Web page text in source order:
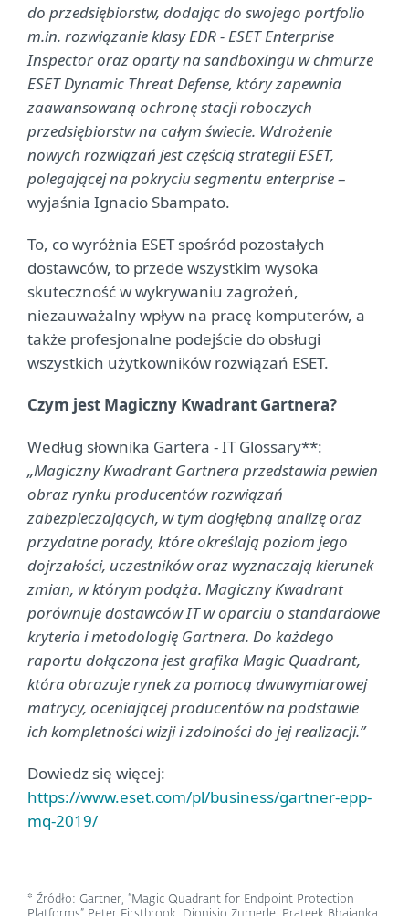
do przedsiębiorstw, dodając do swojego portfolio
m.in. rozwiązanie klasy EDR - ESET Enterprise
Inspector oraz oparty na sandboxingu w chmurze
ESET Dynamic Threat Defense, który zapewnia
zaawansowaną ochronę stacji roboczych
przedsiębiorstw na całym świecie. Wdrożenie
nowych rozwiązań jest częścią strategii ESET,
polegającej na pokryciu segmentu enterprise–
wyjaśnia Ignacio Sbampato.
To, co wyróżnia ESET spośród pozostałych
dostawców, to przede wszystkim wysoka
skuteczność w wykrywaniu zagrożeń,
niezauważalny wpływ na pracę komputerów, a
także profesjonalne podejście do obsługi
wszystkich użytkowników rozwiązań ESET.
Czym jest Magiczny Kwadrant Gartnera?
Według słownika Gartera - IT Glossary**:
„Magiczny Kwadrant Gartnera przedstawia pewien
obraz rynku producentów rozwiązań
zabezpieczających, w tym dogłębną analizę oraz
przydatne porady, które określają poziom jego
dojrzałości, uczestników oraz wyznaczają kierunek
zmian, w którym podąża. Magiczny Kwadrant
porównuje dostawców IT w oparciu o standardowe
kryteria i metodologię Gartnera. Do każdego
raportu dołączona jest grafika Magic Quadrant,
która obrazuje rynek za pomocą dwuwymiarowej
matrycy, oceniającej producentów na podstawie
ich kompletności wizji i zdolności do jej realizacji.”
Dowiedz się więcej:
https://www.eset.com/pl/business/gartner-epp-
mq-2019/
* Źródło: Gartner, “Magic Quadrant for Endpoint Protection